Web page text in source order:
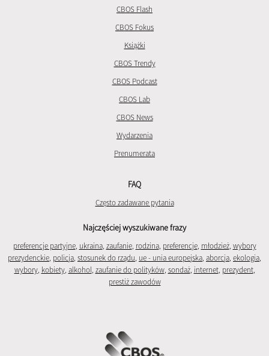
CBOS Flash
CBOS Fokus
Książki
CBOS Trendy
CBOS Podcast
CBOS Lab
CBOS News
Wydarzenia
Prenumerata
FAQ
Często zadawane pytania
Najczęściej wyszukiwane frazy
preferencje partyjne, ukraina, zaufanie, rodzina, preferencje, młodzież, wybory
prezydenckie, policja, stosunek do rządu, ue - unia europejska, aborcja, ekologia,
wybory, kobiety, alkohol, zaufanie do polityków, sondaż, internet, prezydent,
prestiż zawodów